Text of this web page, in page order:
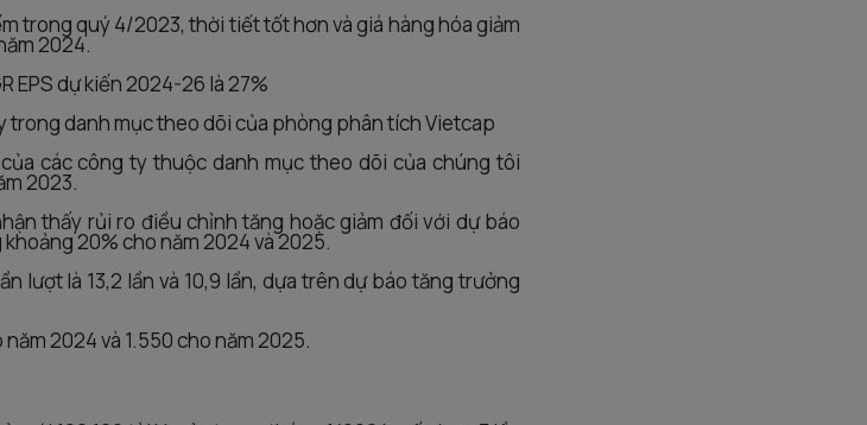
trong quý 4/2023, thời tiết tốt hơn và giá hàng hóa giảm
2024.
EPS dự kiến 2024-26 là 27%
trong danh mục theo dõi của phòng phân tích Vietcap
các công ty thuộc danh mục theo dõi của chúng tôi
2023.
thấy rủi ro điều chỉnh tăng hoặc giảm đối với dự báo
20% cho năm 2024 và 2025.
lượt là 13,2 lần và 10,9 lần, dựa trên dự báo tăng trưởng
2024 và 1.550 cho năm 2025.